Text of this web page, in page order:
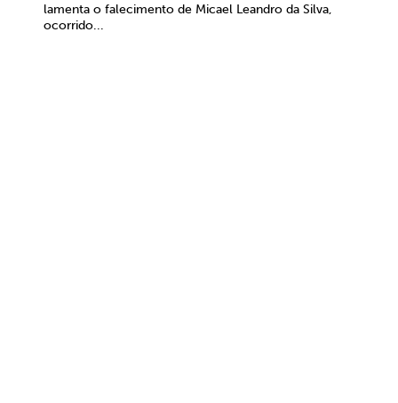
lamenta o falecimento de Micael Leandro da Silva,
ocorrido...